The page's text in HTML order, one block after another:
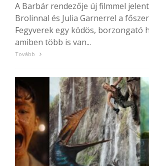
A Barbár rendezője új filmmel
Brolinnal és Julia Garnerrel a
Fegyverek egy ködös, borzongató
amiben több is van...
Tovább